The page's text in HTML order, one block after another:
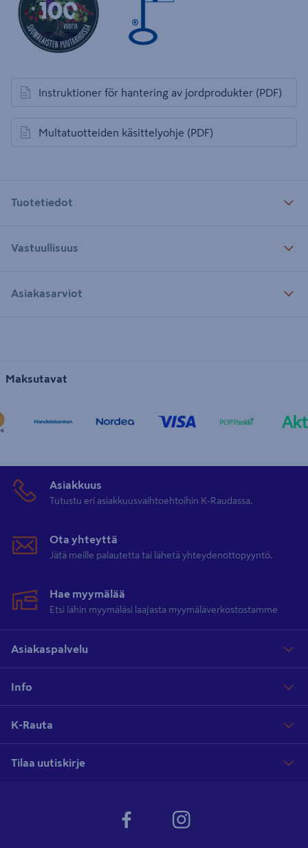
Instruktioner för hantering av jordprodukter (PDF)
avautuu uuteen välilehteen
Multatuotteiden käsittelyohje (PDF)
avautuu uuteen välilehteen
Tuotetiedot
Vastuullisuus
Asiakasarviot
Maksutavat
Asiakkuus
Tutustu eri asiakkuusvaihtoehtoihin K-Raudassa.
Ota yhteyttä
Jätä meille palautetta tai lähetä yhteydenottopyyntö.
Hae myymälää
Etsi lähin myymäläsi laajasta myymäläverkostostamme
Asiakaspalvelu
Info
K-Rauta
Tilaa uutiskirje